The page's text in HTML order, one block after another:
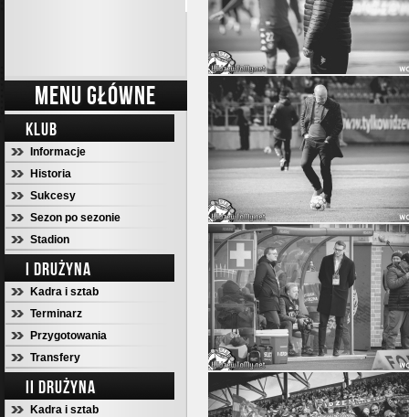
MENU GŁÓWNE
KLUB
Informacje
Historia
Sukcesy
Sezon po sezonie
Stadion
I DRUŻYNA
Kadra i sztab
Terminarz
Przygotowania
Transfery
II DRUŻYNA
Kadra i sztab